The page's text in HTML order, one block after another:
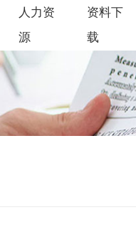
人力资
源
资料下
载